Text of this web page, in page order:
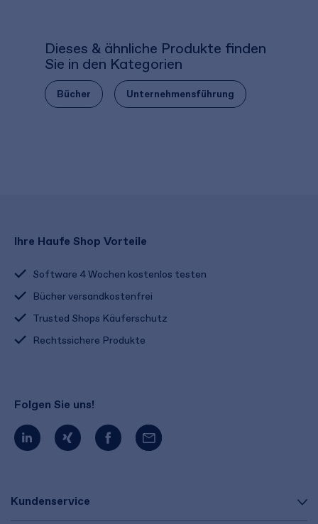
Dieses & ähnliche Produkte finden
Sie in den Kategorien
Bücher Unternehmensführung
Kundenservice
Ihre Haufe Shop Vorteile
Software 4 Wochen kostenlos testen
Bücher versandkostenfrei
Trusted Shops Käuferschutz
Rechtssichere Produkte
Folgen Sie uns!